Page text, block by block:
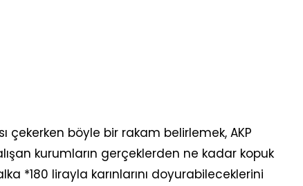
çekerken böyle bir rakam belirlemek, AKP
kurumların gerçeklerden ne kadar kopuk
*180 lirayla karınlarını doyurabileceklerini